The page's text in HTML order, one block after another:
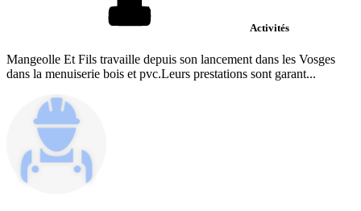
Activités
Mangeolle Et Fils travaille depuis son lancement dans les Vosges
dans la menuiserie bois et pvc.Leurs prestations sont garant...